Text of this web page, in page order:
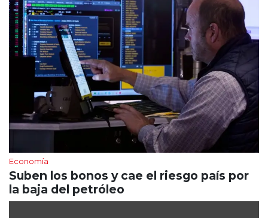
Economía
Suben los bonos y cae el riesgo país por
la baja del petróleo